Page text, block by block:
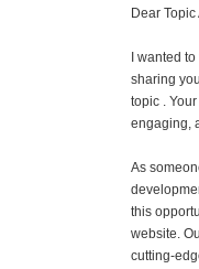
Dear Topic
I wanted
sharing
topic .
engaging,
As
this
website.
cutting-